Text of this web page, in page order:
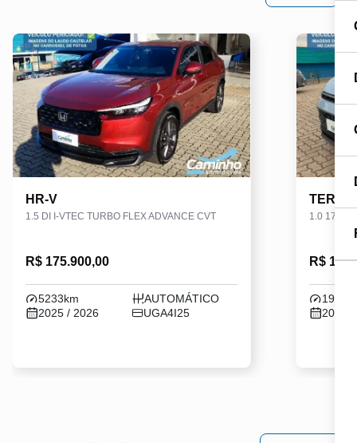
HR-V
1.5 DI I-VTEC TURBO FLEX ADVANCE CVT
R$ 175.900,00
5233km
AUTOMÁTICO
2025 / 2026
UGA4I25
TERA
1.0 170
R$
2025 /